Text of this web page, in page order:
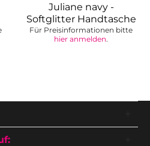
Juliane navy -
Softglitter Handtasche
Für Preisinformationen bitte
hier anmelden.